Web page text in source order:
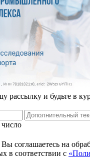
рассылку и будьте в
соглашаетесь на
в соответствии с